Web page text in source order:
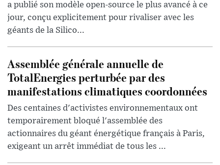
a publié son modèle open-source le plus avancé à ce
jour, conçu explicitement pour rivaliser avec les
géants de la Silico...
Assemblée générale annuelle de
TotalEnergies perturbée par des
manifestations climatiques coordonnées
Des centaines d'activistes environnementaux ont
temporairement bloqué l'assemblée des
actionnaires du géant énergétique français à Paris,
exigeant un arrêt immédiat de tous les ...